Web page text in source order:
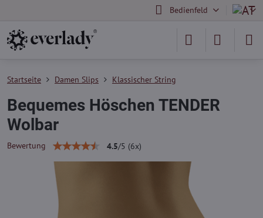
Bedienfeld
Startseite Damen Slips Klassischer String
Bequemes Höschen TENDER
Wolbar
Bewertung 4.5/5 (6x)